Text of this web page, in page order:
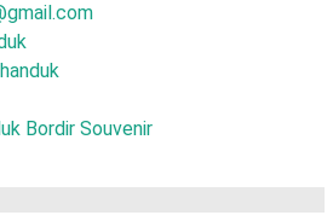
Bordir Souvenir